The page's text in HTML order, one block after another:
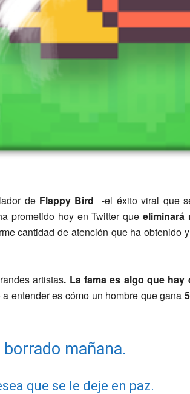
deFlappy Bird-el éxito viral que
prometido hoy en Twitter que eliminará
cantidad de atención que ha obtenido
artistas. La fama es algo que hay
entender es cómo un hombre que gana
mañana.
que se le deje en paz.